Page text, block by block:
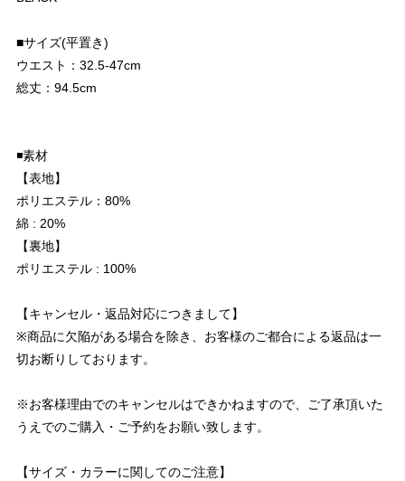
■サイズ(平置き)
ウエスト：32.5-47cm
総丈：94.5cm
◾️素材
【表地】
ポリエステル：80%
綿 : 20%
【裏地】
ポリエステル : 100%
【キャンセル・返品対応につきまして】
※商品に欠陥がある場合を除き、お客様のご都合による返品は一
切お断りしております。
※お客様理由でのキャンセルはできかねますので、ご了承頂いた
うえでのご購入・ご予約をお願い致します。
【サイズ・カラーに関してのご注意】